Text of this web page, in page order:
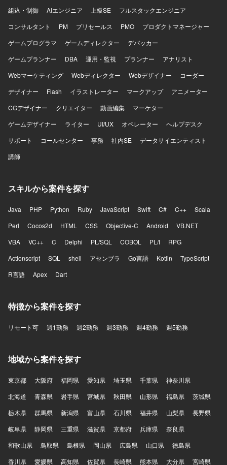
組込・制御
AIエンジニア 上級SE
フルスタックエンジニア
コンサルタント
PM プリセールス PMO
プロダクトマネージャー
ゲームプログラマ
ゲームディレクター
デバッカー
ゲームプランナー
DBA 運用・監視 プランナー
アナリスト
Webマーケティング
Webディレクター Webデザイナー
コーダー
デザイナー
Flash イラストレーター マークアップ
アニメーター
CGデザイナー
クリエイター 動画編集
マーケター
ゲームデザイナー
ライター UI/UX オペレーター
ヘルプデスク
サポート
コールセンター 事務 社内SE
データサイエンティスト
講師
スキルから案件を探す
Java PHP Python Ruby JavaScript Swift C# C++
Scala
Perl
Cocos2d HTML CSS Objective-C Android
VB.NET
VBA
VC++ C Delphi PL/SQL COBOL PL/I
RPG
Actionscript
SQL shell アセンブラ Go言語 Kotlin
TypeScript
R言語
Apex Dart
特徴から案件を探す
リモート可 週1勤務 週2勤務 週3勤務 週4勤務 週5勤務
地域から案件を探す
東京都 大阪府 福岡県 愛知県 埼玉県 千葉県
神奈川県
北海道
青森県 岩手県 宮城県 秋田県 山形県 福島県
茨城県
栃木県
群馬県 新潟県 富山県 石川県 福井県 山梨県
長野県
岐阜県
静岡県 三重県 滋賀県 京都府 兵庫県
奈良県
和歌山県
鳥取県 島根県 岡山県 広島県 山口県
徳島県
香川県
愛媛県 高知県 佐賀県 長崎県 熊本県 大分県 宮崎県